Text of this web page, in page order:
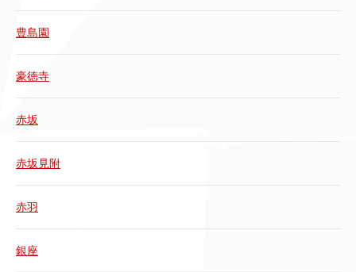
豊島園
豪徳寺
赤坂
赤坂見附
赤羽
銀座